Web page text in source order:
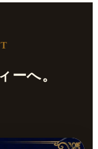
ーへ。